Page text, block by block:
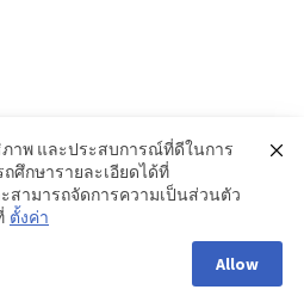
าพ และประสบการณ์ที่ดีในการ
ศึกษารายละเอียดได้ที่
สามารถจัดการความเป็นส่วนตัว
ตั้งค่า
Allow